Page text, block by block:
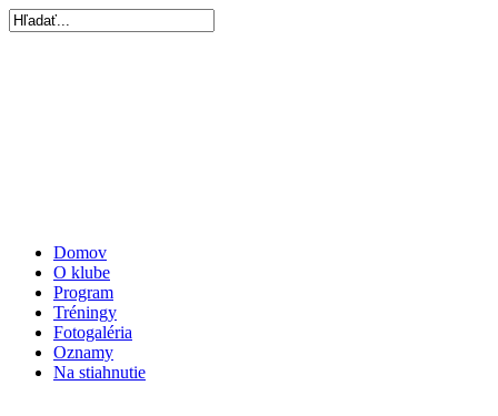
Domov
O klube
Program
Tréningy
Fotogaléria
Oznamy
Na stiahnutie